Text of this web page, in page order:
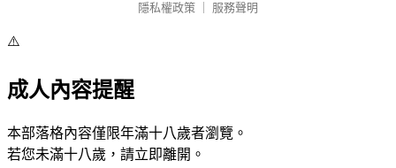
隱私權政策
服務聲明
⚠️
成人內容提醒
本部落格內容僅限年滿十八歲者瀏覽。
若您未滿十八歲，請立即離開。